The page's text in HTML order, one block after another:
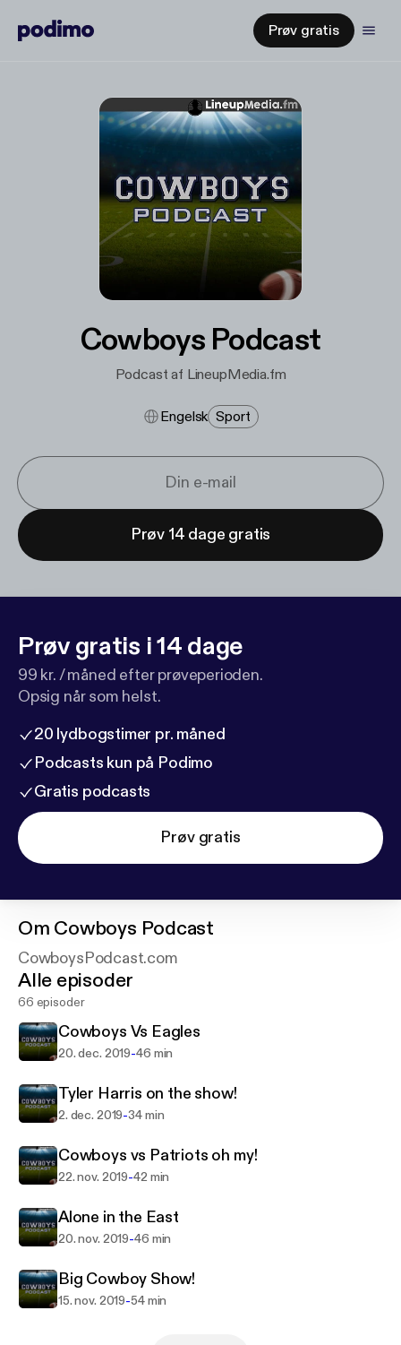
Prøv gratis
Cowboys Podcast
Podcast af LineupMedia.fm
Engelsk Sport
Prøv 14 dage gratis
Prøv gratis i 14 dage
99 kr. / måned efter prøveperioden.
Opsig når som helst.
20 lydbogstimer pr. måned
Podcasts kun på Podimo
Gratis podcasts
Prøv gratis
Om Cowboys Podcast
CowboysPodcast.com
Alle episoder
66 episoder
Cowboys Vs Eagles
20. dec. 2019-46 min
Tyler Harris on the show!
2. dec. 2019-34 min
Cowboys vs Patriots oh my!
22. nov. 2019-42 min
Alone in the East
20. nov. 2019-46 min
Big Cowboy Show!
15. nov. 2019-54 min